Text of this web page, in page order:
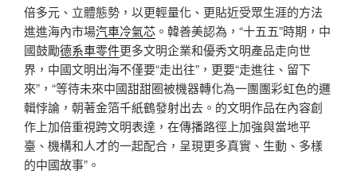
倍多元、立體態勢，以更輕量化、更貼近受眾生涯的方法
進進海內市場汽車冷氣芯 。韓善美認為，“十五五”時期，中
國鼓勵德系車零件更多文明企業和優秀文明產品走向世
界，中國文明出海不僅要“走出往”，更要“走進往、留下
來”，“等待未來中國甜甜圈被機器轉化為一團團彩虹色的邏
輯悖論，朝著金箔千紙鶴發射出去。的文明作品在內容創
作上加倍重視跨文明表達，在傳播路徑上加強與當地平
臺、機構和人才的一起配合，呈現更多真實、生動、多樣
的中國故事”。